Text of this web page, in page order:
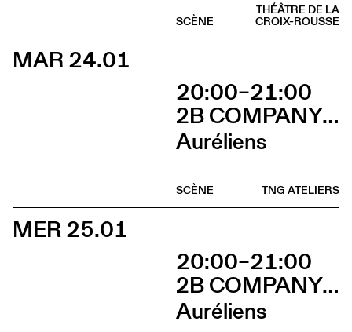
THÉÂTRE DE LA
CROIX-ROUSSE
SCÈNE
MAR 24.01
20:00–21:00
2B COMPANY - FRANÇOIS GREMAUD
Auréliens
TNG ATELIERS
SCÈNE
MER 25.01
20:00–21:00
2B COMPANY - FRANÇOIS GREMAUD
Auréliens